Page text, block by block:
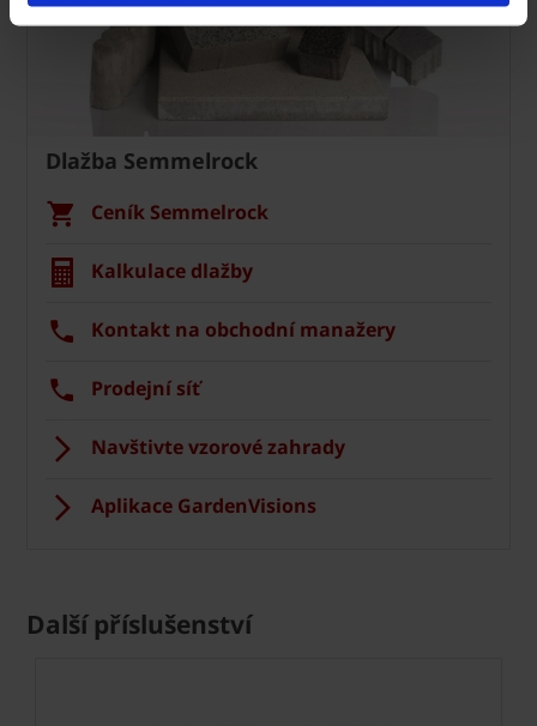
Dlažba Semmelrock
Ceník Semmelrock
Kalkulace dlažby
Kontakt na obchodní manažery
Prodejní síť
Navštivte vzorové zahrady
Aplikace GardenVisions
Další příslušenství